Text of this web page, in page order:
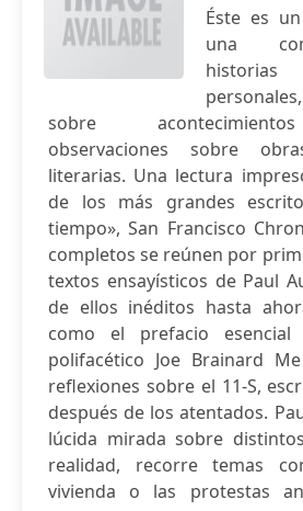
Éste es
una
historias
sobre
observaciones sobre
literarias. Una lectura
de los más grandes
tiempo», San Francisco
completos se reúnen por
textos ensayísticos de Paul
de ellos inéditos hasta
como el prefacio
polifacético Joe Brainard
reflexiones sobre el 11-S,
después de los atentados.
lúcida mirada sobre
realidad, recorre temas
vivienda o las protestas